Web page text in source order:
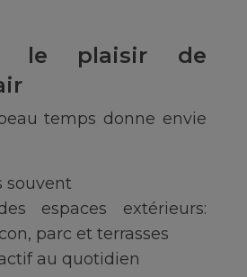
le plaisir de
temps donne envie
souvent
espaces extérieurs:
parc et terrasses
au quotidien